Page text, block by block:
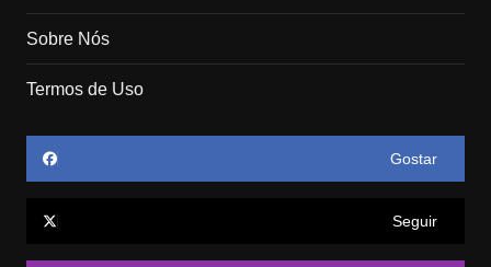
Sobre Nós
Termos de Uso
Gostar
Seguir